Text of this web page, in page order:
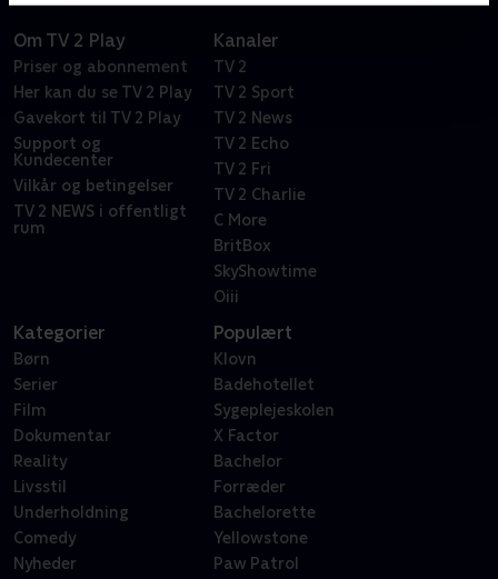
Om TV 2 Play
Priser og abonnement
Her kan du se TV 2 Play
Gavekort til TV 2 Play
Support og
Kundecenter
Vilkår og betingelser
TV 2 NEWS i offentligt
rum
Kanaler
TV 2
TV 2 Sport
TV 2 News
TV 2 Echo
TV 2 Fri
TV 2 Charlie
C More
BritBox
SkyShowtime
Oiii
Kategorier
Børn
Serier
Film
Dokumentar
Reality
Livsstil
Underholdning
Comedy
Nyheder
Populært
Klovn
Badehotellet
Sygeplejeskolen
X Factor
Bachelor
Forræder
Bachelorette
Yellowstone
Paw Patrol